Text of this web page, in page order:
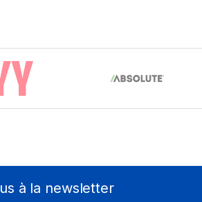
à la newsletter